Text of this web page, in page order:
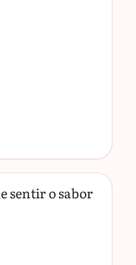
sentir o sabor